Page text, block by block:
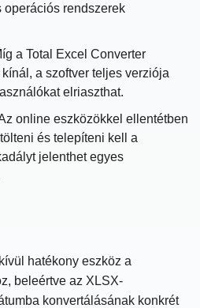
operációs rendszerek
a Total Excel Converter
a szoftver teljes verziója
elriaszthat.
online eszközökkel ellentétben
és telepíteni kell a
jelenthet egyes
hatékony eszköz a
beleértve az XLSX-
konvertálásának konkrét